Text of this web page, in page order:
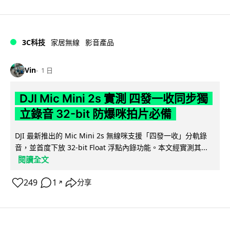
3C科技 家居無線 影音產品
Vin 1 日
DJI Mic Mini 2s 實測 四發一收同步獨
立錄音 32-bit 防爆咪拍片必備
DJI 最新推出的 Mic Mini 2s 無線咪支援「四發一收」分軌錄
音，並首度下放 32-bit Float 浮點內錄功能。本文經實測其...
閱讀全文
249 1 ↗ 分享